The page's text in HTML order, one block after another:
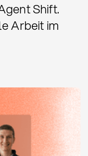
Shift.
Arbeit im